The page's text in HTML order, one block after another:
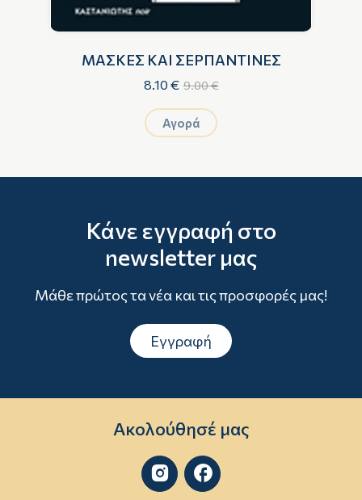
ΜΑΣΚΕΣ ΚΑΙ ΣΕΡΠΑΝΤΙΝΕΣ
8.10 € 9.00 €
Αγορά
Κάνε εγγραφή στο
newsletter μας
Μάθε πρώτος τα νέα και τις προσφορές μας!
Εγγραφή
Ακολούθησέ μας
 